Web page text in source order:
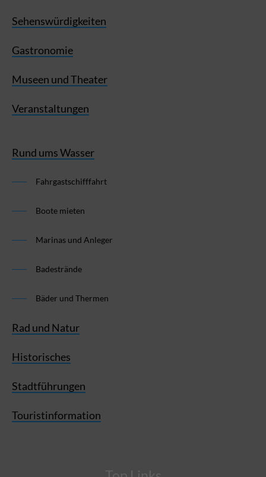
Sehenswürdigkeiten
Gastronomie
Museen und Theater
Veranstaltungen
Rund ums Wasser
Fahrgastschifffahrt
Boote mieten
Marinas und Anleger
Badestrände
Bäder und Thermen
Rad und Natur
Historisches
Stadtführungen
Touristinformation